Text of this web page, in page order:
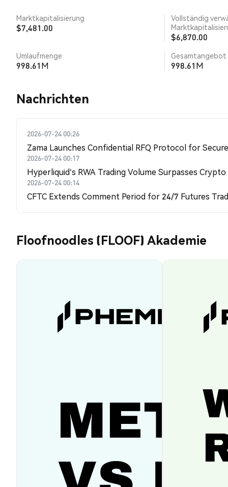
Marktkapitalisierung
$7,481.00
Vollständig
$6,870.00
Umlaufmenge
998.61M
Gesamtangebot
998.61M
Nachrichten
2026-07-24 00:26
Zama Launches Confidential RFQ Protocol for
2026-07-24 00:17
Hyperliquid's RWA Trading Volume Surpasses
2026-07-24 00:14
CFTC Extends Comment Period for 24/7 Futures
Floofnoodles (FLOOF) Akademie